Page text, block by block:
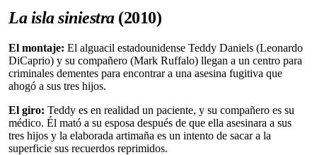
La isla siniestra(2010)
El montaje: El alguacil estadounidense Teddy Daniels (Leonardo
DiCaprio) y su compañero (Mark Ruffalo) llegan a un centro para
criminales dementes para encontrar a una asesina fugitiva que
ahogó a sus tres hijos.
El giro: Teddy es en realidad un paciente, y su compañero es su
médico. Él mató a su esposa después de que ella asesinara a sus
tres hijos y la elaborada artimaña es un intento de sacar a la
superficie sus recuerdos reprimidos.